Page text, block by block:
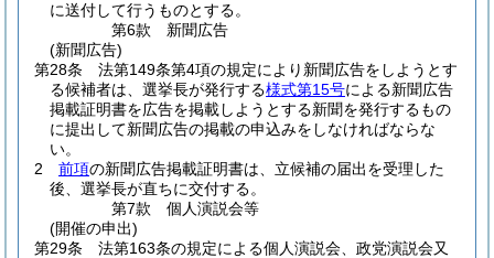
に送付して行うものとする。
第6款
新聞広告
(新聞広告)
第28条
法第149条第4項の規定により新聞広告をしようとす
る候補者は、選挙長が発行する様式第15号による新聞広告
掲載証明書を広告を掲載しようとする新聞を発行するもの
に提出して新聞広告の掲載の申込みをしなければならな
い。
2
前項の新聞広告掲載証明書は、立候補の届出を受理した
後、選挙長が直ちに交付する。
第7款
個人演説会等
(開催の申出)
第29条
法第163条の規定による個人演説会、政党演説会又